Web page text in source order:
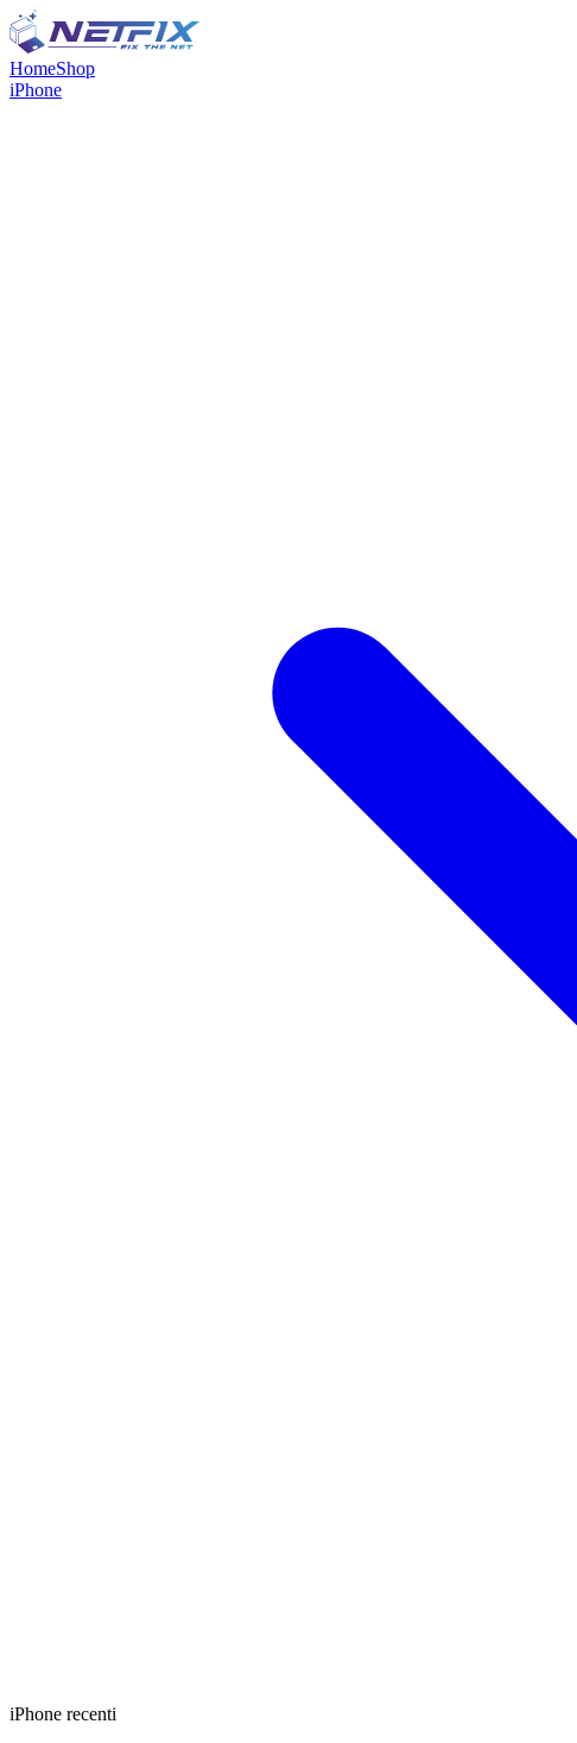
HomeShop
iPhone
iPhone recenti